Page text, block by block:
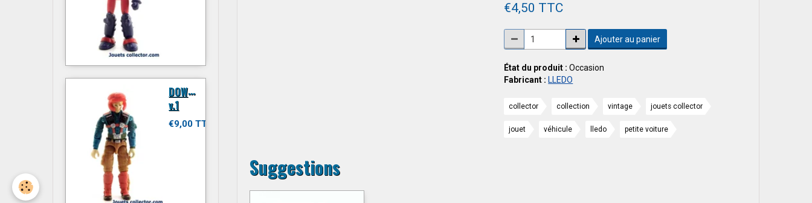
€4,50 TTC
Ajouter au panier
État du produit : Occasion
Fabricant : LLEDO
collector collection vintage jouets collector
jouet véhicule lledo petite voiture
Suggestions
D
OWNTOWN
v.1
€9,00 TTC